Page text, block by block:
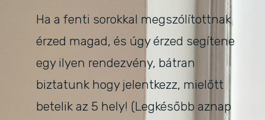
Ha a fenti sorokkal megszólítottnak
érzed magad, és úgy érzed segítene
egy ilyen rendezvény, bátran
biztatunk hogy jelentkezz, mielőtt
betelik az 5 hely! (Legkésőbb aznap